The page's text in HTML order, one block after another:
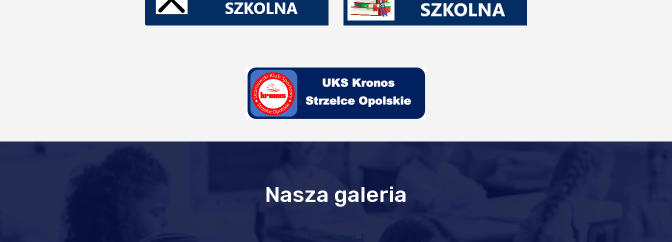
Nasza galeria
{gallery_main_}